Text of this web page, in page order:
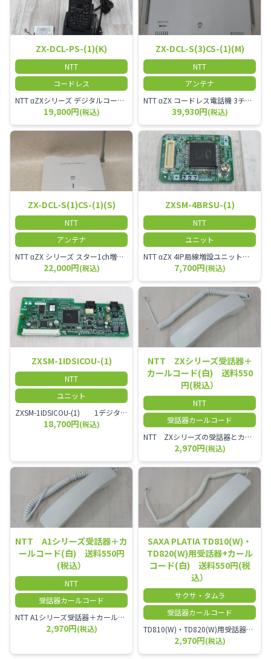
ZX-DCL-PS-(1)(K)
NTT
コードレス
NTT αZXシリーズ デジタルコードレス電話機（黒） 倉庫や工場など、オフィスから離れて仕事をする方に適しています。 コードレス単体では使用できないので、別途、専用の主装置及びアンテナが必要です。
19,800円(税込)
ZX-DCL-S(3)CS-(1)(M)
NTT
アンテナ
NTT αZX コードレス電話機 3チャンネル用 接続装置 マスター デジタルコードレス（ZX-DCL-PS等）の専用管理用アンテナです。
39,930円(税込)
ZX-DCL-S(1)CS-(1)(S)
NTT
アンテナ
NTT αZX シリーズ スター1ch増設接続装置 コードレス接続用アンテナ ZX-DCL-S1CS-1M ZX-DCL-PS等と組み合わせて使用します。 ZX-DCL-PSを複数台接続できますが同時に通話できるのは１台のみです。
22,000円(税込)
ZXSM-4BRSU-(1)
NTT
ユニット
NTT αZX 4IP局線増設ユニット ひかり電話オフィスタイプで4ch以上にしたい場合必要となるユニットです。
7,700円(税込)
ZXSM-1IDSICOU-(1)
NTT
ユニット
ZXSM-1IDSICOU-(1) 1デジタル局線ユニット
18,700円(税込)
NTT ZXシリーズ受話器＋
カールコード(白) 送料550
円(税込）
NTT
受話器カールコード
NTT ZXシリーズの受話器とカールコードセット／本商品は中古品となります。 写真では分かりにくいキズ・汚れなどの使用感があります。 経年変化で日焼けの色味が強くなる場合がございます。 予めご理解・ご了承頂きますようお願いいたします。
2,970円(税込)
NTT A1シリーズ受話器＋カ
ールコード(白) 送料550円
(税込）
NTT
受話器カールコード
NTT A1シリーズ受話器＋カールコード セット／本商品は中古品となります。 写真では分かりにくいキズ・汚れなどの使用感があります。 経年変化で日焼けの色味が強くなる場合がございます。 予めご理解・ご了承頂きますようお願いいたします。
2,970円(税込)
SAXA PLATIA TD810(W)・
TD820(W)用受話器+カール
コード(白) 送料550円(税
込）
サクサ・タムラ
受話器カールコード
TD810(W)・TD820(W)用受話器＋カールコード セット／本商品は中古品となります。 写真では分かりにくいキズ・汚れなどの使用感があります。 予めご理解・ご了承頂きますようお願いいたします。
2,970円(税込)